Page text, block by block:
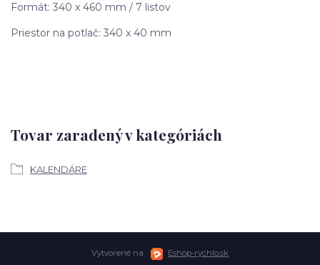
Formát: 340 x 460 mm / 7 listov
Priestor na potlač: 340 x 40 mm
Tovar zaradený v kategóriách
KALENDÁRE
Vytvorené na Eshop-rychlo.sk